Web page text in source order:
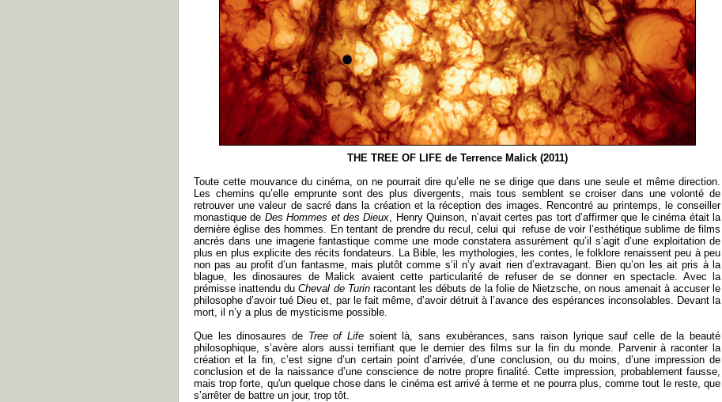
THE TREE OF LIFE de Terrence Malick (2011)
Toute cette mouvance du cinéma, on ne pourrait dire qu’elle ne se dirige que dans une seule et même direction.
Les chemins qu’elle emprunte sont des plus divergents, mais tous semblent se croiser dans une volonté de
retrouver une valeur de sacré dans la création et la réception des images. Rencontré au printemps, le conseiller
monastique de Des Hommes et des Dieux, Henry Quinson, n’avait certes pas tort d’affirmer que le cinéma était la
dernière église des hommes. En tentant de prendre du recul, celui qui refuse de voir l’esthétique sublime de films
ancrés dans une imagerie fantastique comme une mode constatera assurément qu’il s’agit d’une exploitation de
plus en plus explicite des récits fondateurs. La Bible, les mythologies, les contes, le folklore renaissent peu à peu
non pas au profit d’un fantasme, mais plutôt comme s’il n’y avait rien d’extravagant. Bien qu’on les ait pris à la
blague, les dinosaures de Malick avaient cette particularité de refuser de se donner en spectacle. Avec la
prémisse inattendu duCheval de Turin racontant les débuts de la folie de Nietzsche, on nous amenait à accuser le
philosophe d’avoir tué Dieu et, par le fait même, d’avoir détruit à l’avance des espérances inconsolables. Devant la
mort, il n’y a plus de mysticisme possible.
Que les dinosaures de Tree of Life soient là, sans exubérances, sans raison lyrique sauf celle de la beauté
philosophique, s’avère alors aussi terrifiant que le dernier des films sur la fin du monde. Parvenir à raconter la
création et la fin, c’est signe d’un certain point d’arrivée, d’une conclusion, ou du moins, d’une impression de
conclusion et de la naissance d’une conscience de notre propre finalité. Cette impression, probablement fausse,
mais trop forte, qu'un quelque chose dans le cinéma est arrivé à terme et ne pourra plus, comme tout le reste, que
s’arrêter de battre un jour, trop tôt.